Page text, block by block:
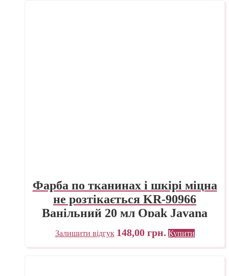
Фарба по тканинах і шкірі міцна
не розтікається KR-90966
Ванільний 20 мл Opak Javana
C.KREUL
Залишити відгук 148,00 грн. Купити